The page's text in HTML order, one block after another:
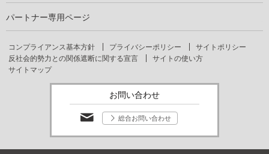
パートナー専用ページ
コンプライアンス基本方針 プライバシーポリシー
サイトポリシー
反社会的勢力との関係遮断に関する宣言
サイトの使い方
サイトマップ
お問い合わせ
総合お問い合わせ